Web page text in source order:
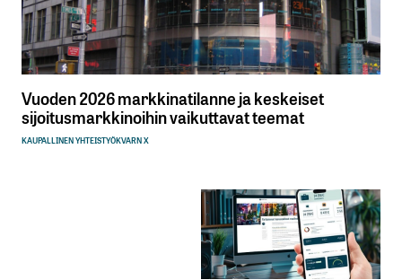
Vuoden 2026 markkinatilanne ja keskeiset
sijoitusmarkkinoihin vaikuttavat teemat
KAUPALLINEN YHTEISTYÖKVARN X